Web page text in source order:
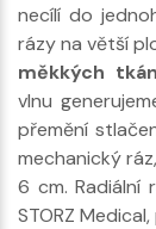
necílí do
rázy na větší
měkkých
vlnu
přemění
mechanický
6 cm. Radiální
STORZ